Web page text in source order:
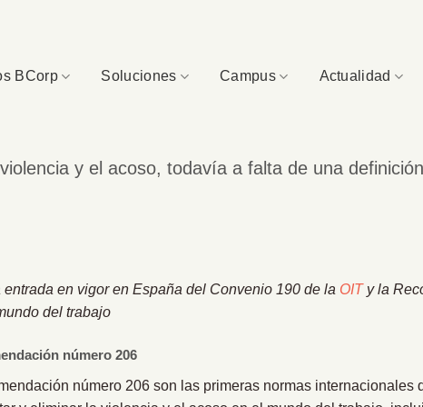
BCorp
Soluciones Campus Actualidad
y el acoso, todavía a falta de una
en vigor en España del Convenio 190 de la OITy la
del trabajo
número 206
número 206 son las primeras normas internacionales